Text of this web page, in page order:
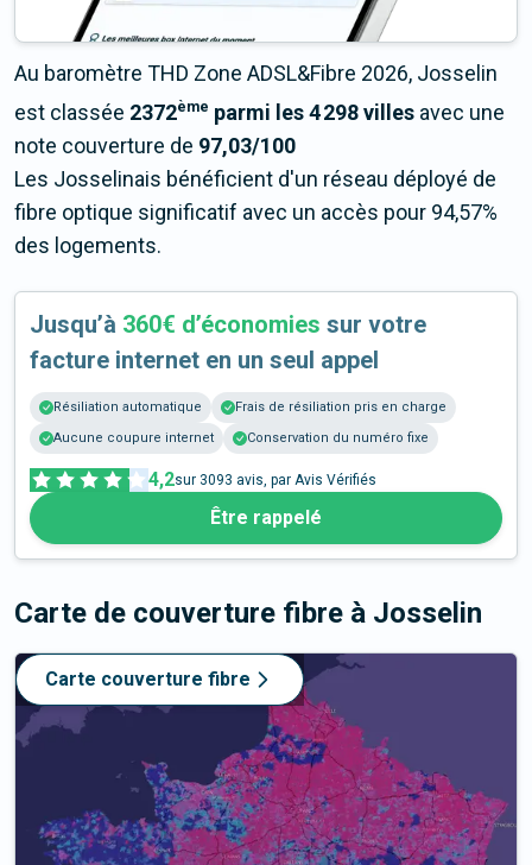
Au baromètre THD Zone ADSL&Fibre 2026, Josselin
est classée 2372ème parmi les 4 298 villes avec une
note couverture de 97,03/100
Les Josselinais bénéficient d'un réseau déployé de
fibre optique significatif avec un accès pour 94,57%
des logements.
Jusqu’à 360€ d’économies sur votre
facture internet en un seul appel
Résiliation automatique
Frais de résiliation pris en charge
Aucune coupure internet
Conservation du numéro fixe
4,2sur 3093 avis, par Avis Vérifiés
Être rappelé
Carte de couverture fibre à Josselin
Carte couverture fibre